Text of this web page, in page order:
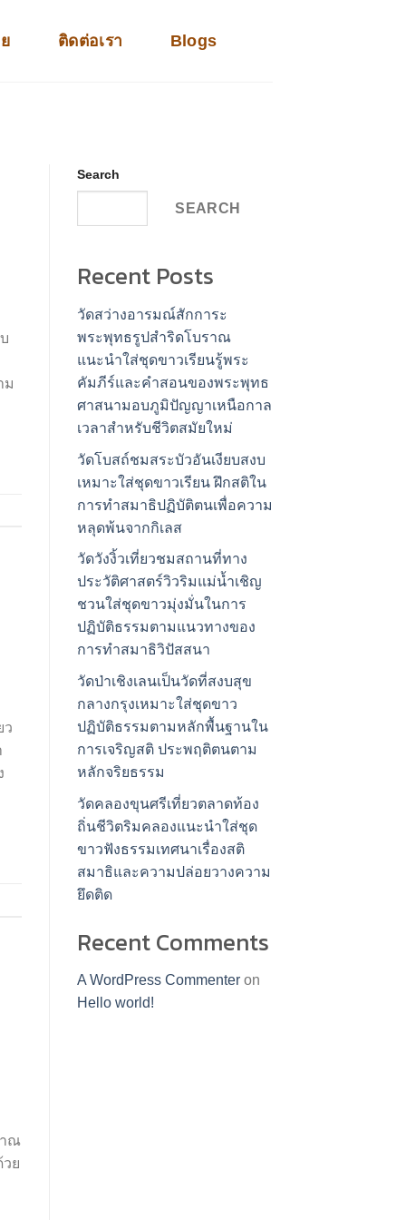
ติดต่อเรา Blogs
ม
ว
าณ
ย
Search
SEARCH
Recent Posts
วัดสว่างอารมณ์สักการะ
พระพุทธรูปสำริดโบราณ
แนะนำใส่ชุดขาวเรียนรู้พระ
คัมภีร์และคำสอนของพระพุทธ
ศาสนามอบภูมิปัญญาเหนือกาล
เวลาสำหรับชีวิตสมัยใหม่
วัดโบสถ์ชมสระบัวอันเงียบสงบ
เหมาะใส่ชุดขาวเรียน ฝึกสติใน
การทำสมาธิปฏิบัติตนเพื่อความ
หลุดพ้นจากกิเลส
วัดวังงิ้วเที่ยวชมสถานที่ทาง
ประวัติศาสตร์วิวริมแม่น้ำเชิญ
ชวนใส่ชุดขาวมุ่งมั่นในการ
ปฏิบัติธรรมตามแนวทางของ
การทำสมาธิวิปัสสนา
วัดป่าเชิงเลนเป็นวัดที่สงบสุข
กลางกรุงเหมาะใส่ชุดขาว
ปฏิบัติธรรมตามหลักพื้นฐานใน
การเจริญสติ ประพฤติตนตาม
หลักจริยธรรม
วัดคลองขุนศรีเที่ยวตลาดท้อง
ถิ่นชีวิตริมคลองแนะนำใส่ชุด
ขาวฟังธรรมเทศนาเรื่องสติ
สมาธิและความปล่อยวางความ
ยึดติด
Recent Comments
A WordPress Commenteron
Hello world!